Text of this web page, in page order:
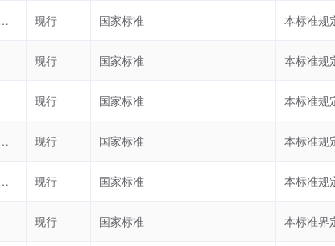
度要求及测试方法 现行 国家标准
现行 国家标准
现行 国家标准
升机甲板设计要求 现行 国家标准
人机系统试验方法 现行 国家标准
现行 国家标准